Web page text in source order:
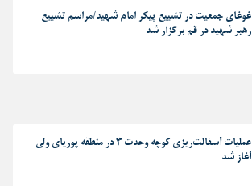
غوغای جمعیت در تشییع پیکر امام شهید/مراسم تشییع
رهبر شهید در قم برگزار شد
عملیات آسفالت‌ریزی کوچه وحدت ۳ در منطقه پوریای ولی
آغاز شد